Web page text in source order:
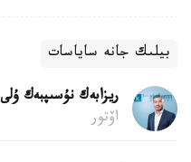
بيلىك جانە ساياسات
ريزابەك نۇسىپبەك ۇلى
اۆتور